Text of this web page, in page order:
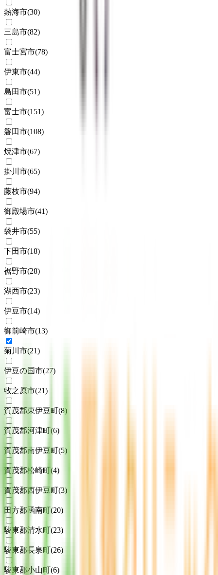
熱海市(30)
三島市(82)
富士宮市(78)
伊東市(44)
島田市(51)
富士市(151)
磐田市(108)
焼津市(67)
掛川市(65)
藤枝市(94)
御殿場市(41)
袋井市(55)
下田市(18)
裾野市(28)
湖西市(23)
伊豆市(14)
御前崎市(13)
菊川市(21)
伊豆の国市(27)
牧之原市(21)
賀茂郡東伊豆町(8)
賀茂郡河津町(6)
賀茂郡南伊豆町(5)
賀茂郡松崎町(4)
賀茂郡西伊豆町(3)
田方郡函南町(20)
駿東郡清水町(23)
駿東郡長泉町(26)
駿東郡小山町(6)